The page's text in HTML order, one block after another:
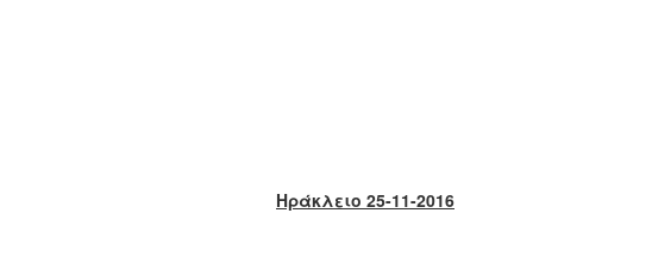
Ηράκλειο 25-11-2016